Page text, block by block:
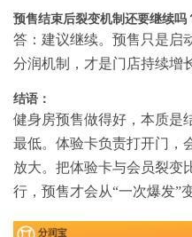
预售结束后裂变机制还要继续吗
答：建议继续。预售只是启
分润机制，才是门店持续增
结语：
健身房预售做得好，本质是
最低。体验卡负责打开门，
放大。把体验卡与会员裂变
行，预售才会从“一次爆发”